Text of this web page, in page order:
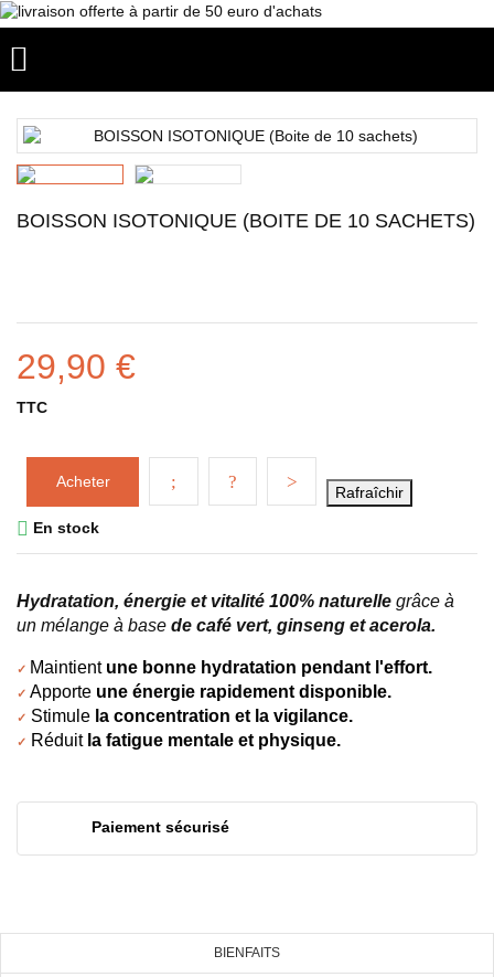

BOISSON ISOTONIQUE (BOITE DE 10 SACHETS)
29,90 €
TTC
Acheter
 En stock
Hydratation, énergie et vitalité 100% naturelle grâce à
un mélange à base de café vert, ginseng et acerola.
✓ Maintient une bonne hydratation pendant l'effort.
✓ Apporte une énergie rapidement disponible.
✓ Stimule la concentration et la vigilance.
✓ Réduit la fatigue mentale et physique.
Paiement sécurisé
BIENFAITS
AJOUTER À MA LISTE DE
add_circle_outlineCréer une nouvelle liste
((TITLE))
CONNEXION